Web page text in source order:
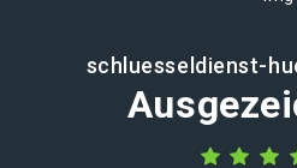
schluesseldienst-